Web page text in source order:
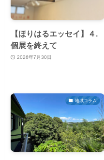
【ほりはるエッセイ】４.
個展を終えて
2026年7月30日
地域コラム